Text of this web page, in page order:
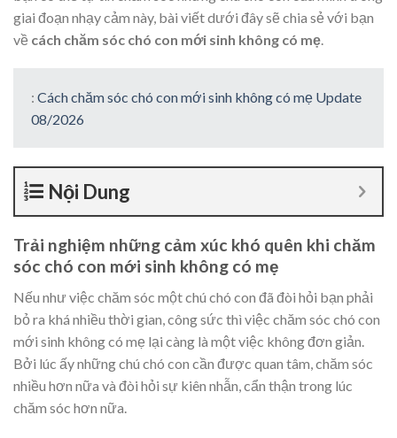
giai đoạn nhạy cảm này, bài viết dưới đây sẽ chia sẻ với bạn
về cách chăm sóc chó con mới sinh không có mẹ
: Cách chăm sóc chó con mới sinh không có mẹ Update
08/2026
Nội Dung
Trải nghiệm những cảm xúc khó quên khi chăm
sóc chó con mới sinh không có mẹ
Nếu như việc chăm sóc một chú chó con đã đòi hỏi bạn phải
bỏ ra khá nhiều thời gian, công sức thì việc chăm sóc chó con
mới sinh không có mẹ lại càng là một việc không đơn giản.
Bởi lúc ấy những chú chó con cần được quan tâm, chăm sóc
nhiều hơn nữa và đòi hỏi sự kiên nhẫn, cẩn thận trong lúc
chăm sóc hơn nữa.